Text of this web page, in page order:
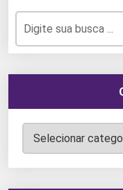
Categorias